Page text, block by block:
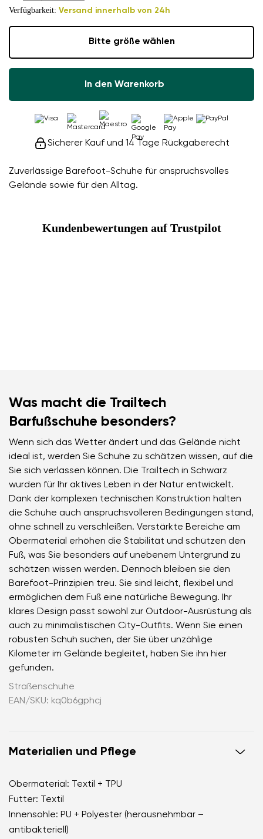
Zuverlässige Barefoot-Schuhe für anspruchsvolles
Gelände sowie für den Alltag.
Verfügbarkeit: Versand innerhalb von 24h
Bitte größe wählen
In den Warenkorb
Sicherer Kauf und 14 Tage Rückgaberecht
Kundenbewertungen auf Trustpilot
Was macht die Trailtech
Barfußschuhe besonders?
Wenn sich das Wetter ändert und das Gelände nicht
ideal ist, werden Sie Schuhe zu schätzen wissen, auf die
Sie sich verlassen können. Die Trailtech in Schwarz
wurden für Ihr aktives Leben in der Natur entwickelt.
Dank der komplexen technischen Konstruktion halten
die Schuhe auch anspruchsvolleren Bedingungen stand,
ohne schnell zu verschleißen. Verstärkte Bereiche am
Obermaterial erhöhen die Stabilität und schützen den
Fuß, was Sie besonders auf unebenem Untergrund zu
schätzen wissen werden. Dennoch bleiben sie den
Barefoot-Prinzipien treu. Sie sind leicht, flexibel und
ermöglichen dem Fuß eine natürliche Bewegung. Ihr
klares Design passt sowohl zur Outdoor-Ausrüstung als
auch zu minimalistischen City-Outfits. Wenn Sie einen
robusten Schuh suchen, der Sie über unzählige
Kilometer im Gelände begleitet, haben Sie ihn hier
gefunden.
Straßenschuhe
EAN/SKU: kq0b6gphcj
Materialien und Pflege
Obermaterial: Textil + TPU
Futter: Textil
Innensohle: PU + Polyester (herausnehmbar –
antibakteriell)